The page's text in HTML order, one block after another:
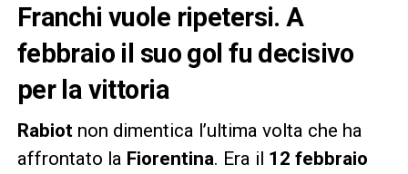
Franchi vuole ripetersi. A
febbraio il suo gol fu decisivo
per la vittoria
Rabiot non dimentica l’ultima volta che ha
affrontato la Fiorentina. Era il 12 febbraio